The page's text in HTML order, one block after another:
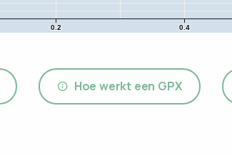
0.2 0.4
Hoe werkt een GPX